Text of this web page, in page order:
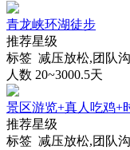
青龙峡环湖徒步
推荐星级
标签 减压放松,团队
人数 20~3000.5天
景区游览+真人吃鸡+
推荐星级
标签 减压放松,团队